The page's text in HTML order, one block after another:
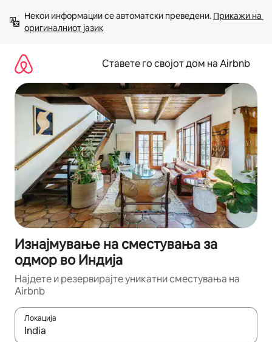
содржина
Некои информации се автоматски преведени. Прикажи на
оригиналниот јазик
Ставете го својот дом на Airbnb
Изнајмување на сместувања за
одмор во Индија
Најдете и резервирајте уникатни сместувања на
Airbnb
Локација
Кога резултатите се достапни, движете се со копчињата